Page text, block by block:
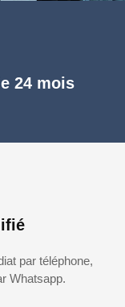
24 mois
par téléphone,
Whatsapp.